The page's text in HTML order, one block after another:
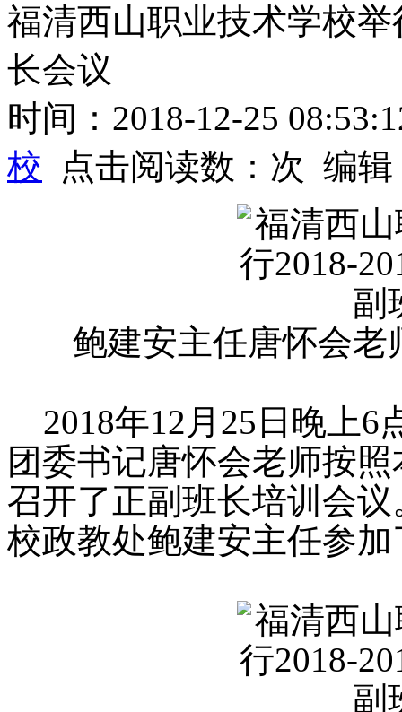
福清西山职业技术学校
长会议
时间：2018-12-25
校
点击阅读数： 次 编辑
鲍建安主任唐怀会
2018年12月25日晚上6
团委书记唐怀会老师按
召开了正副班长培训会
校政教处鲍建安主任参